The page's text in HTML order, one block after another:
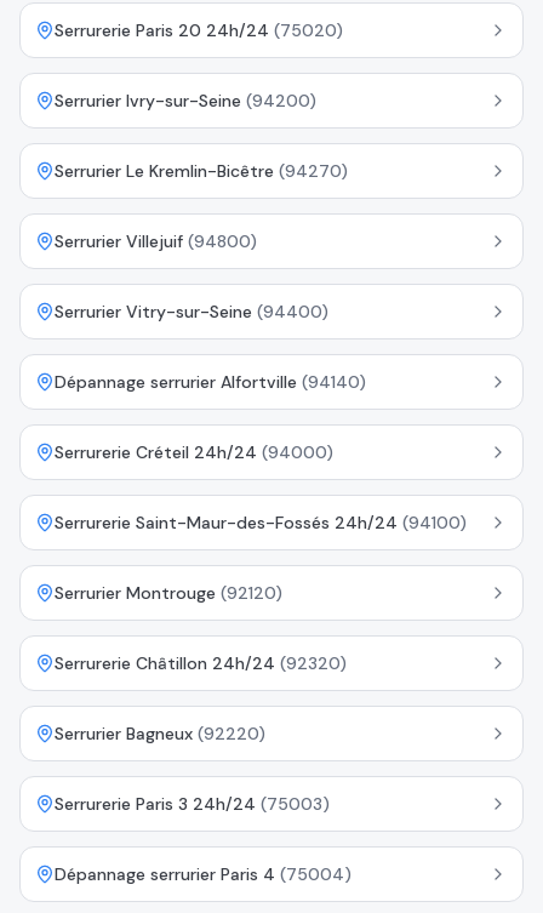
Serrurerie Paris 20 24h/24 (75020)
Serrurier Ivry-sur-Seine (94200)
Serrurier Le Kremlin-Bicêtre (94270)
Serrurier Villejuif (94800)
Serrurier Vitry-sur-Seine (94400)
Dépannage serrurier Alfortville (94140)
Serrurerie Créteil 24h/24 (94000)
Serrurerie Saint-Maur-des-Fossés 24h/24 (94100)
Serrurier Montrouge (92120)
Serrurerie Châtillon 24h/24 (92320)
Serrurier Bagneux (92220)
Serrurerie Paris 3 24h/24 (75003)
Dépannage serrurier Paris 4 (75004)